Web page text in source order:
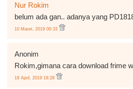
Nur Rokim
belum ada gan.. adanya yang
10 Maret, 2019 00:33
Anonim
Rokim,gimana cara download frime
18 April, 2019 18:28